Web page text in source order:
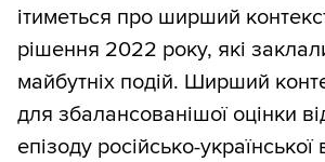
ітиметься про ширший
рішення 2022 року, які
майбутніх подій. Ширший
для збалансованішої оцінки
епізоду російсько-української